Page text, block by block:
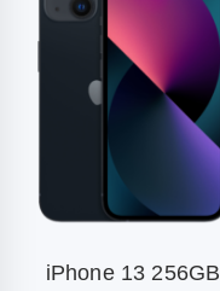
iPhone 13 256GB